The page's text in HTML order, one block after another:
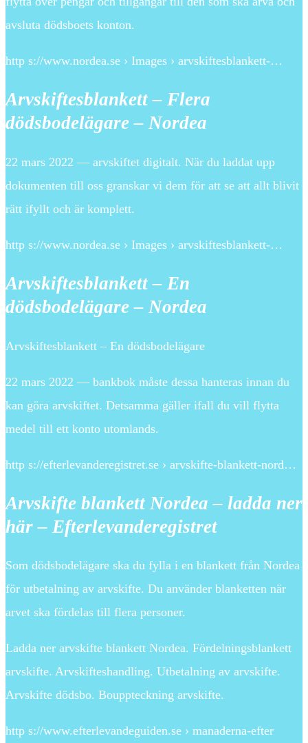
avsluta dödsboets konton.
http s://www.nordea.se › Images › arvskiftesblankett-…
Arvskiftesblankett – Flera
dödsbodelägare – Nordea
22 mars 2022 — arvskiftet digitalt. När du laddat upp
dokumenten till oss granskar vi dem för att se att allt blivit
rätt ifyllt och är komplett.
http s://www.nordea.se › Images › arvskiftesblankett-…
Arvskiftesblankett – En
dödsbodelägare – Nordea
Arvskiftesblankett – En dödsbodelägare
22 mars 2022 — bankbok måste dessa hanteras innan du
kan göra arvskiftet. Detsamma gäller ifall du vill flytta
medel till ett konto utomlands.
http s://efterlevanderegistret.se › arvskifte-blankett-nord…
Arvskifte blankett Nordea – ladda ner
här – Efterlevanderegistret
Som dödsbodelägare ska du fylla i en blankett från Nordea
för utbetalning av arvskifte. Du använder blanketten när
arvet ska fördelas till flera personer.
Ladda ner arvskifte blankett Nordea. Fördelningsblankett
arvskifte. Arvskifteshandling. Utbetalning av arvskifte.
Arvskifte dödsbo. Bouppteckning arvskifte.
http s://www.efterlevandeguiden.se › manaderna-efter